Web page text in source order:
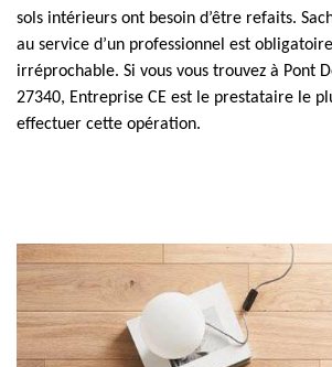
sols intérieurs ont besoin d’être refaits.
au service d’un professionnel est
irréprochable. Si vous vous trouvez à Pont
27340, Entreprise CE est le prestataire le
effectuer cette opération.